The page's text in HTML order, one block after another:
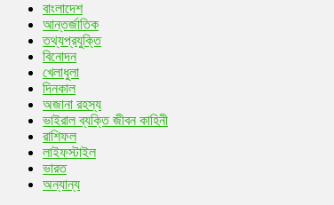
বাংলাদেশ
আন্তর্জাতিক
তথ্যপ্রযুক্তি
বিনোদন
খেলাধুলা
দিনকাল
অজানা রহস্য
ভাইরাল ব্যক্তি জীবন কাহিনী
রাশিফল
লাইফস্টাইল
ভারত
অন্যান্য